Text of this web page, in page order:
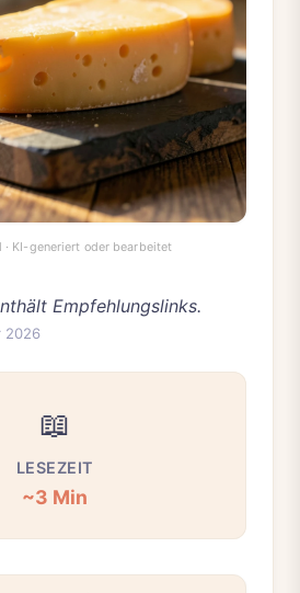
Empfehlungslinks.
2026
📖
LESEZEIT
~3 Min